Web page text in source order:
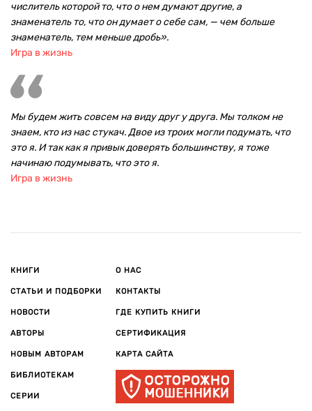
числитель которой то, что о нем думают другие, а
знаменатель то, что он думает о себе сам, — чем больше
знаменатель, тем меньше дробь».
Игра в жизнь
Мы будем жить совсем на виду друг у друга. Мы толком не
знаем, кто из нас стукач. Двое из троих могли подумать, что
это я. И так как я привык доверять большинству, я тоже
начинаю подумывать, что это я.
Игра в жизнь
КНИГИ
СТАТЬИ И ПОДБОРКИ
НОВОСТИ
АВТОРЫ
НОВЫМ АВТОРАМ
БИБЛИОТЕКАМ
СЕРИИ
О НАС
КОНТАКТЫ
ГДЕ КУПИТЬ КНИГИ
СЕРТИФИКАЦИЯ
КАРТА САЙТА